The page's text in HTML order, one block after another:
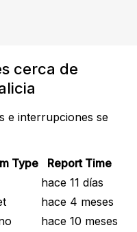
cerca de
e interrupciones se
Type
Report Time
hace 11 días
hace 4 meses
hace 10 meses